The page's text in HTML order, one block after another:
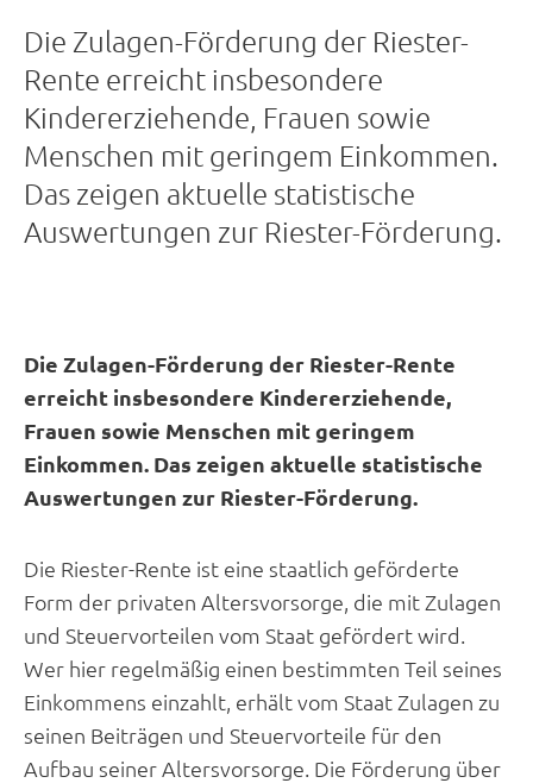
Die Zulagen-Förderung der Riester-
Rente erreicht insbesondere
Kindererziehende, Frauen sowie
Menschen mit geringem Einkommen.
Das zeigen aktuelle statistische
Auswertungen zur Riester-Förderung.
Die Zulagen-Förderung der Riester-Rente
erreicht insbesondere Kindererziehende,
Frauen sowie Menschen mit geringem
Einkommen. Das zeigen aktuelle statistische
Auswertungen zur Riester-Förderung.
Die Riester-Rente ist eine staatlich geförderte
Form der privaten Altersvorsorge, die mit Zulagen
und Steuervorteilen vom Staat gefördert wird.
Wer hier regelmäßig einen bestimmten Teil seines
Einkommens einzahlt, erhält vom Staat Zulagen zu
seinen Beiträgen und Steuervorteile für den
Aufbau seiner Altersvorsorge. Die Förderung über